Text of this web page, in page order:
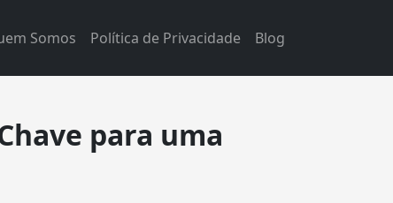
Somos Política de Privacidade Blog
para uma